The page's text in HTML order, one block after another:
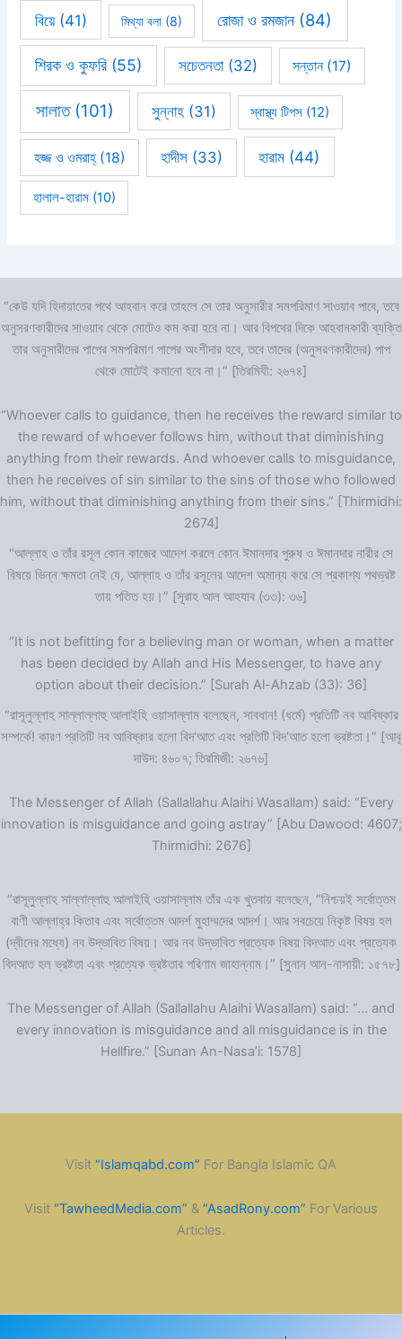
বিয়ে(41) মিথ্যা বলা(8) রোজা ও রমজান (84)
শিরক ও কুফরি(55) সচেতনতা(32) সন্তান(17)
সালাত(101) সুন্নাহ (31) স্বাস্থ্য টিপস (12)
হজ্জ ও ওমরাহ্‌(18) হাদীস(33) হারাম (44)
হালাল-হারাম(10)
“কেউ যদি হিদায়াতের পথে আহবান করে তাহলে সে তার অনুসারীর সমপরিমাণ সাওয়াব পাবে, তবে
অনুসরণকারীদের সাওয়াব থেকে মোটেও কম করা হবে না। আর বিপথের দিকে আহবানকারী ব্যক্তি
তার অনুসারীদের পাপের সমপরিমাণ পাপের অংশীদার হবে, তবে তাদের (অনুসরণকারীদের) পাপ
থেকে মোটেই কমানো হবে না।” [তিরমিযী: ২৬৭৪]
“Whoever calls to guidance, then he receives the reward similar to
the reward of whoever follows him, without that diminishing
anything from their rewards. And whoever calls to misguidance,
then he receives of sin similar to the sins of those who followed
him, without that diminishing anything from their sins.” [Thirmidhi:
2674]
“আল্লাহ ও তাঁর রসূল কোন কাজের আদেশ করলে কোন ঈমানদার পুরুষ ও ঈমানদার নারীর সে
বিষয়ে ভিন্ন ক্ষমতা নেই যে, আল্লাহ ও তাঁর রসূলের আদেশ অমান্য করে সে প্রকাশ্য পথভ্রষ্ট
তায় পতিত হয়।” [সূরাহ আল আহযাব (৩৩): ৩৬]
“It is not befitting for a believing man or woman, when a matter
has been decided by Allah and His Messenger, to have any
option about their decision.” [Surah Al-Ahzab (33): 36]
“রাসূলুল্লাহ সাল্লাল্লাহু আলাইহি ওয়াসাল্লাম বলেছেন, সাবধান! (ধর্মে) প্রতিটি নব আবিষ্কার
সম্পর্কে! কারণ প্রতিটি নব আবিষ্কার হলো বিদ‘আত এবং প্রতিটি বিদ‘আত হলো ভ্রষ্টতা।” [আবূ
দাউদ: ৪৬০৭; তিরমিজী: ২৬৭৬]
The Messenger of Allah (Sallallahu Alaihi Wasallam) said: “Every
innovation is misguidance and going astray” [Abu Dawood: 4607;
Thirmidhi: 2676]
“রাসূলুল্লাহ সাল্লাল্লাহু আলাইহি ওয়াসাল্লাম তাঁর এক খুতবায় বলেছেন, “নিশ্চয়ই সর্বোত্তম
বাণী আল্লাহ্‌র কিতাব এবং সর্বোত্তম আদর্শ মুহাম্মদের আদর্শ। আর সবচেয়ে নিকৃষ্ট বিষয় হল
(দ্বীনের মধ্যে) নব উদ্ভাবিত বিষয়। আর নব উদ্ভাবিত প্রত্যেক বিষয় বিদআত এবং প্রত্যেক
বিদআত হল ভ্রষ্টতা এবং প্রত্যেক ভ্রষ্টতার পরিণাম জাহান্নাম।” [সুনান আন-নাসায়ী: ১৫৭৮]
The Messenger of Allah (Sallallahu Alaihi Wasallam) said: “… and
every innovation is misguidance and all misguidance is in the
Hellfire.” [Sunan An-Nasa’i: 1578]
Visit “Islamqabd.com” For Bangla Islamic QA
Visit “TawheedMedia.com” & “AsadRony.com” For Various
Articles.